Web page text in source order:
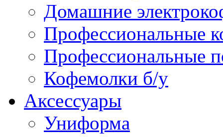
Домашние
Профессиональные
Профессиональные
Кофемолки б/у
Аксессуары
Униформа